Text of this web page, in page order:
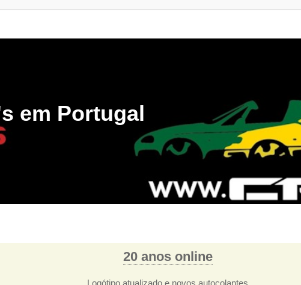
em Portugal
20 anos online